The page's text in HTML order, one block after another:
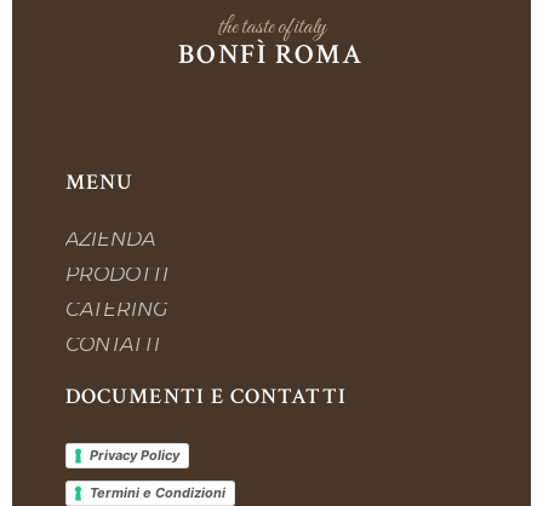
the taste of italy
BONFÌ ROMA
MENU
AZIENDA
PRODOTTI
CATERING
CONTATTI
DOCUMENTI E CONTATTI
Privacy Policy
Termini e Condizioni